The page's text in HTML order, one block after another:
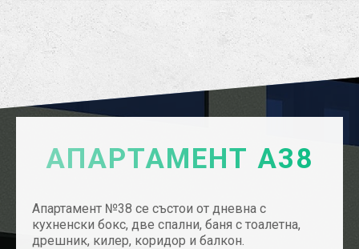
АПАРТАМЕНТ А38
Апартамент №38 се състои от дневна с
кухненски бокс, две спални, баня с тоалетна,
дрешник, килер, коридор и балкон.